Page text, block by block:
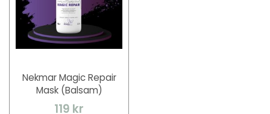
Nekmar Magic Repair
Mask (Balsam)
119 kr